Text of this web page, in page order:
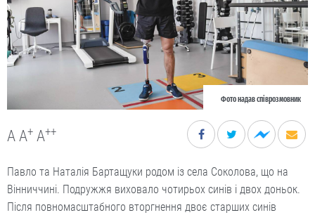
Фото надав співрозмовник
A A+ A++
Павло та Наталія Бартащуки родом із села Соколова, що на
Вінниччині. Подружжя виховало чотирьох синів і двох доньок.
Після повномасштабного вторгнення двоє старших синів